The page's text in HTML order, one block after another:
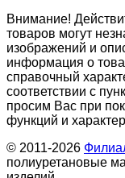
Внимание!
товаров могут
изображений и
информация о
справочный
соответствии с
просим Вас при
функций и
© 2011-2026
полиуретановые